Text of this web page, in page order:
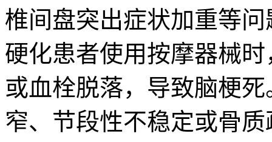
椎间盘突出症状加重等
硬化患者使用按摩器械
或血栓脱落，导致脑梗
窄、节段性不稳定或骨